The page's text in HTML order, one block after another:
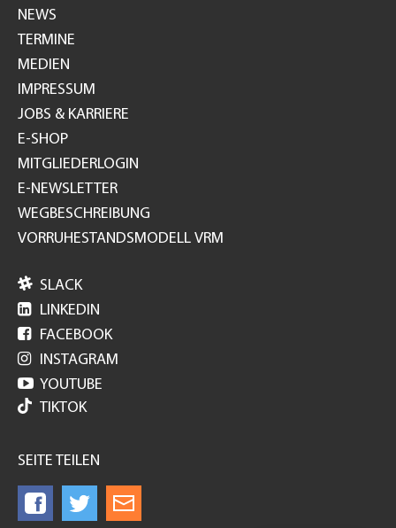
NEWS
TERMINE
MEDIEN
IMPRESSUM
JOBS & KARRIERE
E-SHOP
MITGLIEDERLOGIN
E-NEWSLETTER
WEGBESCHREIBUNG
VORRUHESTANDSMODELL VRM
 SLACK
 LINKEDIN
 FACEBOOK
 INSTAGRAM
 YOUTUBE
TIKTOK
SEITE TEILEN